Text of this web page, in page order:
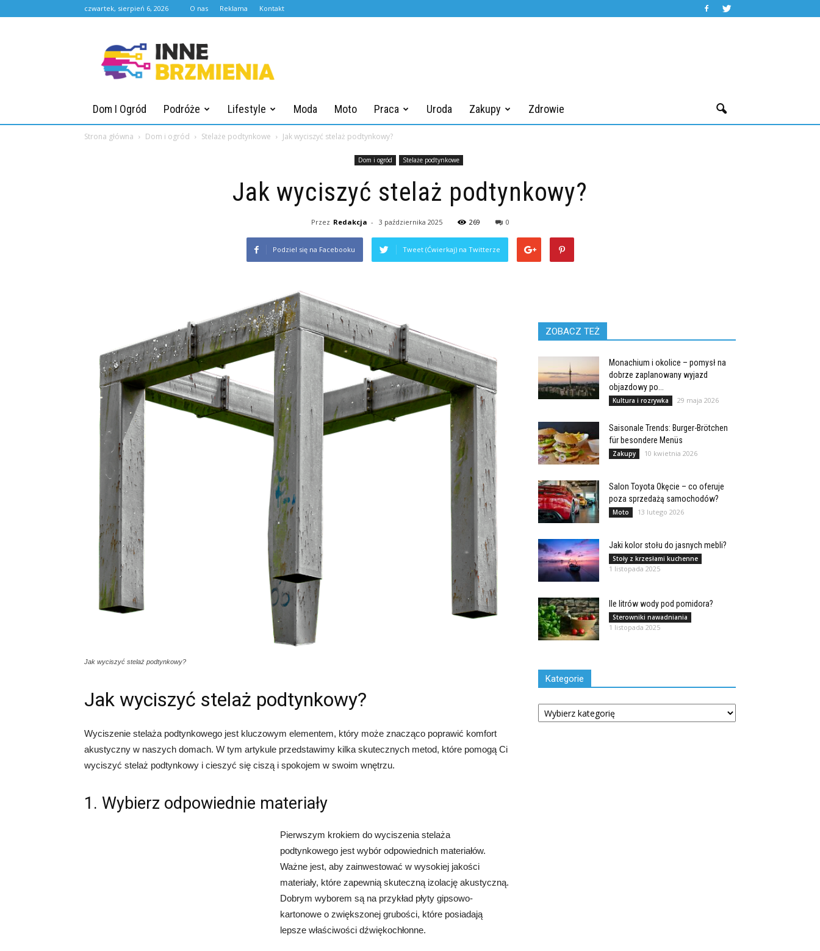
czwartek, sierpień 6, 2026 O nas Reklama Kontakt
Dom I Ogród Podróże Lifestyle Moda Moto Praca Uroda Zakupy Zdrowie
Strona główna Dom i ogród Stelaże podtynkowe Jak wyciszyć stelaż podtynkowy?
Dom i ogród Stelaże podtynkowe
Jak wyciszyć stelaż podtynkowy?
Przez Redakcja - 3 października 2025 269 0
Podziel się na Facebooku Tweet (Ćwierkaj) na Twitterze
Jak wyciszyć stelaż podtynkowy?
Jak wyciszyć stelaż podtynkowy?
Wyciszenie stelaża podtynkowego jest kluczowym elementem, który może znacząco poprawić komfort
akustyczny w naszych domach. W tym artykule przedstawimy kilka skutecznych metod, które pomogą Ci
wyciszyć stelaż podtynkowy i cieszyć się ciszą i spokojem w swoim wnętrzu.
1. Wybierz odpowiednie materiały
Pierwszym krokiem do wyciszenia stelaża
podtynkowego jest wybór odpowiednich materiałów.
Ważne jest, aby zainwestować w wysokiej jakości
materiały, które zapewnią skuteczną izolację akustyczną.
Dobrym wyborem są na przykład płyty gipsowo-
kartonowe o zwiększonej grubości, które posiadają
lepsze właściwości dźwiękochłonne.
ZOBACZ TEŻ
Monachium i okolice – pomysł na
dobrze zaplanowany wyjazd
objazdowy po...
Kultura i rozrywka 29 maja 2026
Saisonale Trends: Burger-Brötchen
für besondere Menüs
Zakupy 10 kwietnia 2026
Salon Toyota Okęcie – co oferuje
poza sprzedażą samochodów?
Moto 13 lutego 2026
Jaki kolor stołu do jasnych mebli?
Stoły z krzesłami kuchenne
1 listopada 2025
Ile litrów wody pod pomidora?
Sterowniki nawadniania
1 listopada 2025
Kategorie
Kategorie